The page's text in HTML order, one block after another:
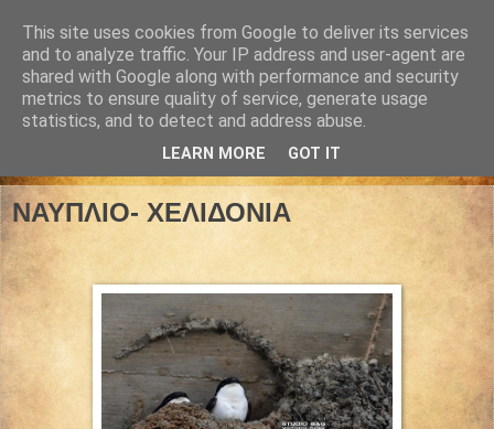
ΝΑΥΠΛΙΟ- ΧΕΛΙΔΟΝΙΑ
This site uses cookies from Google to deliver its services
and to analyze traffic. Your IP address and user-agent are
shared with Google along with performance and security
metrics to ensure quality of service, generate usage
statistics, and to detect and address abuse.
LEARN MORE GOT IT